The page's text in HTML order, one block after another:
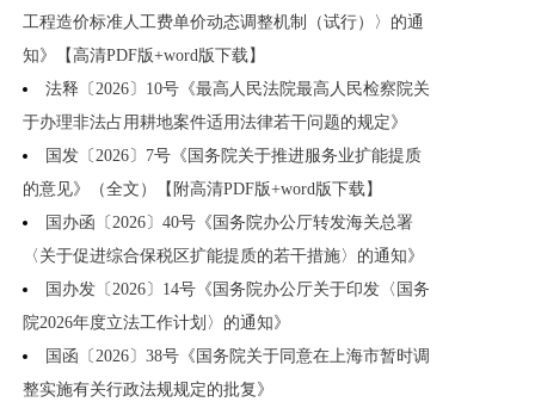
工程造价标准人工费单价动态调整机制（试行）〉的通
知》【高清PDF版+word版下载】
法释〔2026〕10号《最高人民法院最高人民检察院关
于办理非法占用耕地案件适用法律若干问题的规定》
国发〔2026〕7号《国务院关于推进服务业扩能提质
的意见》（全文）【附高清PDF版+word版下载】
国办函〔2026〕40号《国务院办公厅转发海关总署
〈关于促进综合保税区扩能提质的若干措施〉的通知》
国办发〔2026〕14号《国务院办公厅关于印发〈国务
院2026年度立法工作计划〉的通知》
国函〔2026〕38号《国务院关于同意在上海市暂时调
整实施有关行政法规规定的批复》